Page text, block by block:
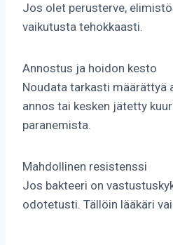
Jos olet perusterve,
vaikutusta tehokkaasti.
Annostus ja hoidon kesto
Noudata tarkasti määrättyä
annos tai kesken jätetty
paranemista.
Mahdollinen resistenssi
Jos bakteeri on
odotetusti. Tällöin lääkäri